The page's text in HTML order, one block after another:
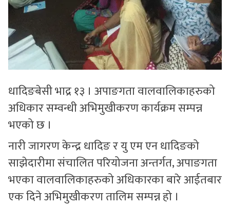
धादिङबेसी भाद्र १३ । अपाङगता वालवालिकाहरुको
अधिकार सम्वन्धी अभिमुखीकरण कार्यक्रम सम्पन्न
भएको छ ।
नारी जागरण केन्द्र धादिङ र यु एम एन धादिङको
साझेदारीमा संचालित परियोजना अन्तर्गत, अपाङगता
भएका वालवालिकाहरुको अधिकारका बारे आईतबार
एक दिने अभिमुखीकरण तालिम सम्पन्न हो ।